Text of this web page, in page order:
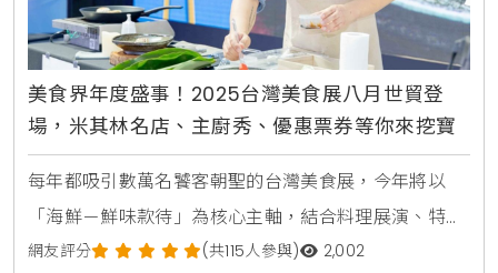
美食界年度盛事！2025台灣美食展八月世貿登
場，米其林名店、主廚秀、優惠票券等你來挖寶
每年都吸引數萬名饕客朝聖的台灣美食展，今年將以
「海鮮－鮮味款待」為核心主軸，結合料理展演、特色
伴手禮與限量兌換好康，打造一場兼具專業與趣味的年
網友評分 (共115人參與) 2,002